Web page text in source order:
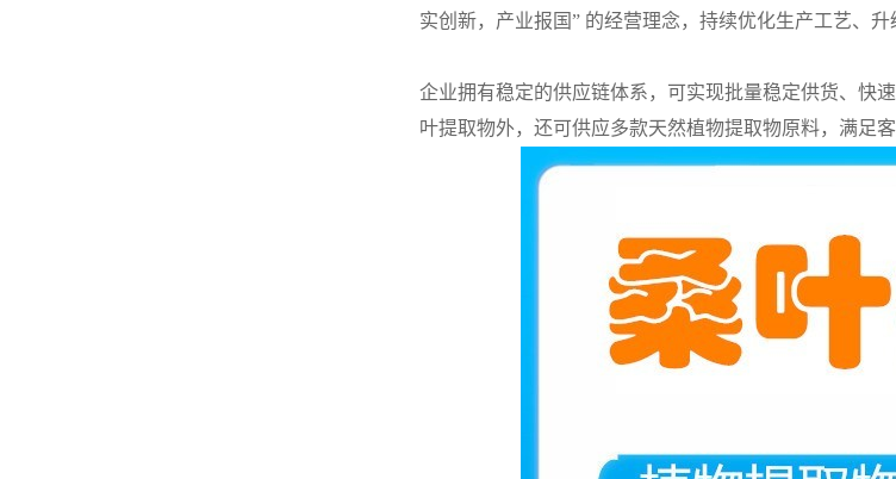
实创新，产业报国” 的经营理念，持续优化生产工艺、升
企业拥有稳定的供应链体系，可实现批量稳定供货、快
叶提取物外，还可供应多款天然植物提取物原料，满足客